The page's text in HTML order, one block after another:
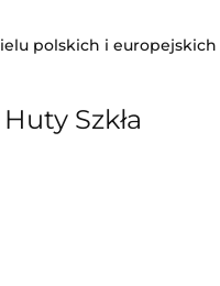
polskich i
Szkła